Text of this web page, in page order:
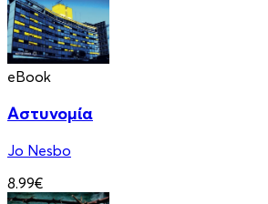
eBook
Αστυνομία
Jo Nesbo
8.99€